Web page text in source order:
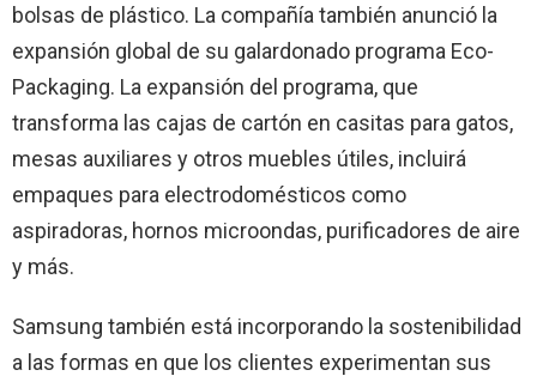
bolsas de plástico. La compañía también anunció la
expansión global de su galardonado programa Eco-
Packaging. La expansión del programa, que
transforma las cajas de cartón en casitas para gatos,
mesas auxiliares y otros muebles útiles, incluirá
empaques para electrodomésticos como
aspiradoras, hornos microondas, purificadores de aire
y más.
Samsung también está incorporando la sostenibilidad
a las formas en que los clientes experimentan sus